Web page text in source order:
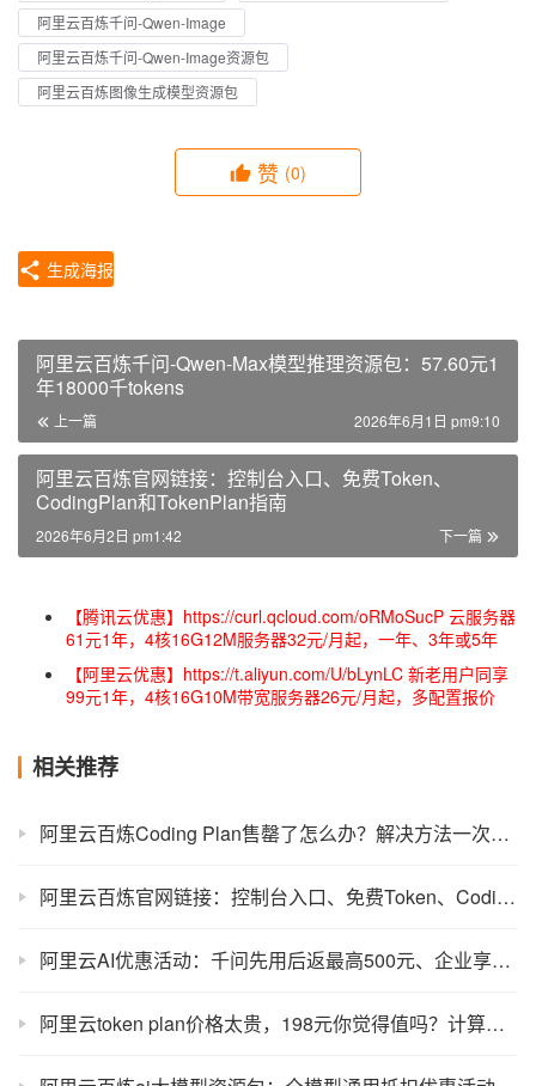
阿里云百炼千问-Qwen-Image
阿里云百炼千问-Qwen-Image资源包
阿里云百炼图像生成模型资源包
赞 (0)
生成海报
阿里云百炼千问-Qwen-Max模型推理资源包：57.60元1
年18000千tokens
上一篇 2026年6月1日 pm9:10
阿里云百炼官网链接：控制台入口、免费Token、
CodingPlan和TokenPlan指南
下一篇
2026年6月2日 pm1:42
【腾讯云优惠】https://curl.qcloud.com/oRMoSucP 云服务器
61元1年，4核16G12M服务器32元/月起，一年、3年或5年
【阿里云优惠】https://t.aliyun.com/U/bLynLC 新老用户同享
99元1年，4核16G10M带宽服务器26元/月起，多配置报价
相关推荐
阿里云百炼Coding Plan售罄了怎么办？解决方法一次讲清
阿里云百炼官网链接：控制台入口、免费Token、CodingPlan和TokenPlan指南
阿里云AI优惠活动：千问先用后返最高500元、企业享万亿Tokens扶持
阿里云token plan价格太贵，198元你觉得值吗？计算结果曝光